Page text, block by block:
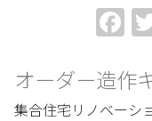
オーダー造
集合住宅リノベーシ